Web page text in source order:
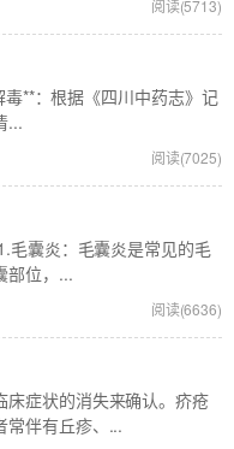
阅读(5713)
...
阅读(7025)
部位，...
阅读(6636)
床症状的消失来确认。疥疮
常伴有丘疹、...